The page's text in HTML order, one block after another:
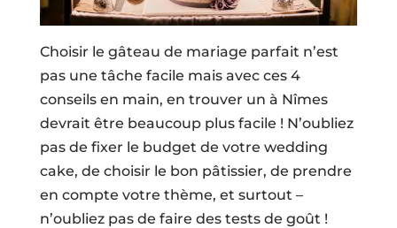
Choisir le gâteau de mariage parfait n’est
pas une tâche facile mais avec ces 4
conseils en main, en trouver un à Nîmes
devrait être beaucoup plus facile ! N’oubliez
pas de fixer le budget de votre wedding
cake, de choisir le bon pâtissier, de prendre
en compte votre thème, et surtout –
n’oubliez pas de faire des tests de goût !